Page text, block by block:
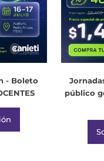
- Boleto
público